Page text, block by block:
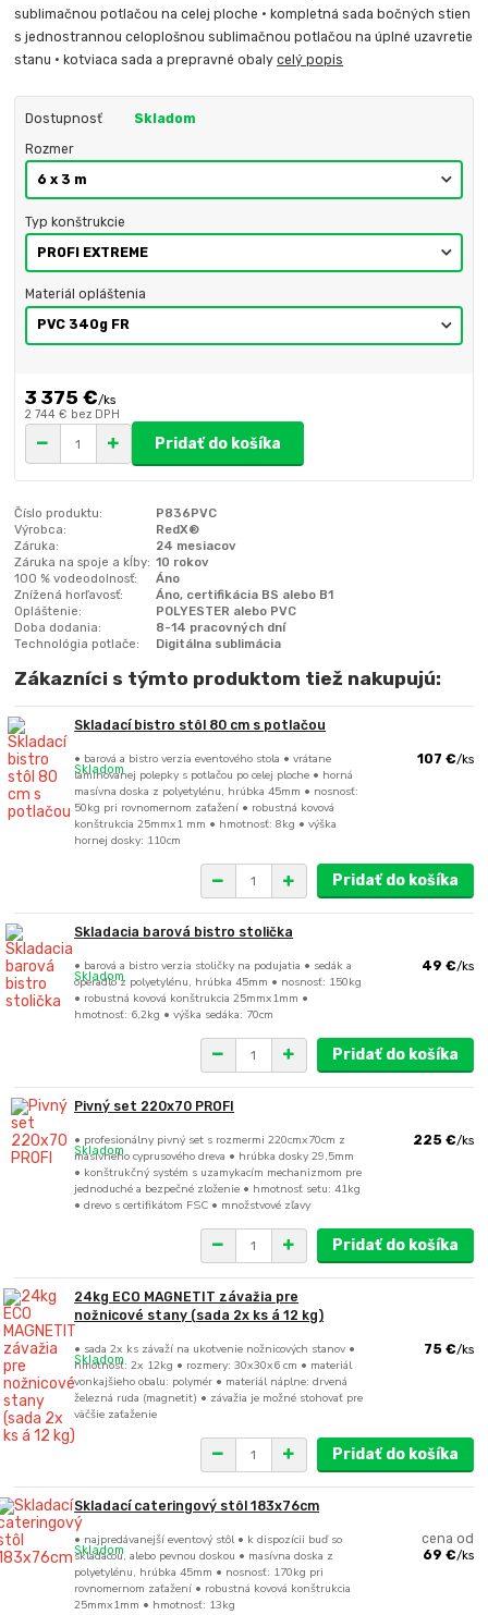
sublimačnou potlačou na celej ploche • kompletná sada bočných stien
s jednostrannou celoplošnou sublimačnou potlačou na úplné uzavretie
stanu • kotviaca sada a prepravné obalycelý popis
Dostupnosť Skladom
Rozmer
Typ konštrukcie
Materiál opláštenia
3 375 €/ks
2 744 € bez DPH
Pridať do košíka
Číslo produktu:
P836PVC
Výrobca:
RedX®
Záruka:
24 mesiacov
Záruka na spoje a kĺby: 10 rokov
100 % vodeodolnosť:
Áno
Znížená horľavosť:
Áno, certifikácia BS alebo B1
Opláštenie:
POLYESTER alebo PVC
Doba dodania:
8-14 pracovných dní
Technológia potlače:
Digitálna sublimácia
Zákazníci s týmto produktom tiež nakupujú:
Skladací bistro stôl 80 cm s potlačou
• barová a bistro verzia eventového stola • vrátane
laminovanej polepky s potlačou po celej ploche • horná
masívna doska z polyetylénu, hrúbka 45mm • nosnosť:
50kg pri rovnomernom zaťažení • robustná kovová
konštrukcia 25mmx1 mm • hmotnosť: 8kg • výška
hornej dosky: 110cm
107 €/ks
Skladom
Pridať do košíka
Skladacia barová bistro stolička
• barová a bistro verzia stoličky na podujatia • sedák a
operadlo z polyetylénu, hrúbka 45mm • nosnosť: 150kg
• robustná kovová konštrukcia 25mmx1mm •
hmotnosť: 6,2kg • výška sedáka: 70cm
49 €/ks
Skladom
Pridať do košíka
Pivný set 220x70 PROFI
• profesionálny pivný set s rozmermi 220cmx70cm z
masívneho cyprusového dreva • hrúbka dosky 29,5mm
• konštrukčný systém s uzamykacím mechanizmom pre
jednoduché a bezpečné zloženie • hmotnosť setu: 41kg
• drevo s certifikátom FSC • množstvové zľavy
225 €/ks
Skladom
Pridať do košíka
24kg ECO MAGNETIT závažia pre
nožnicové stany (sada 2x ks á 12 kg)
• sada 2x ks závaží na ukotvenie nožnicových stanov •
hmotnosť: 2x 12kg • rozmery: 30x30x6 cm • materiál
vonkajšieho obalu: polymér • materiál náplne: drvená
železná ruda (magnetit) • závažia je možné stohovať pre
väčšie zaťaženie
75 €/ks
Skladom
Pridať do košíka
Skladací cateringový stôl 183x76cm
• najpredávanejší eventový stôl • k dispozícii buď so
skladacou, alebo pevnou doskou • masívna doska z
polyetylénu, hrúbka 45mm • nosnosť: 170kg pri
rovnomernom zaťažení • robustná kovová konštrukcia
25mmx1mm • hmotnosť: 13kg
cena od
69 €/ks
Skladom